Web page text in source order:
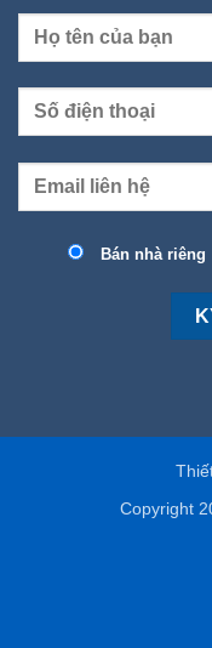
Bán nhà riêng
Copyright